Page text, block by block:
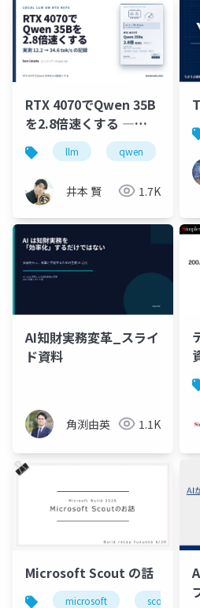
RTX 4070でQwen 35B
を2.8倍速くする ―
Ollamaの12.2 tok/sを
34.6 tok/sに引き上げ
た実測ノート
llm qwen
井本 賢 1.7K
AI知財実務変革_スライ
ド資料
角渕由英 1.1K
Microsoft Scout の話
microsoft scout